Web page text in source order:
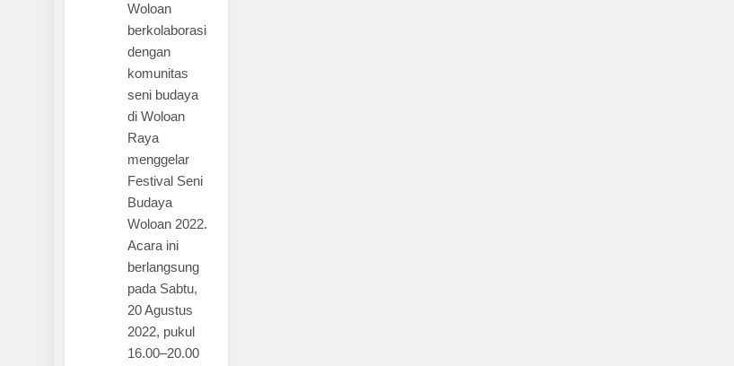
Woloan
berkolaborasi
dengan
komunitas
seni budaya
di Woloan
Raya
menggelar
Festival Seni
Budaya
Woloan 2022.
Acara ini
berlangsung
pada Sabtu,
20 Agustus
2022, pukul
16.00–20.00